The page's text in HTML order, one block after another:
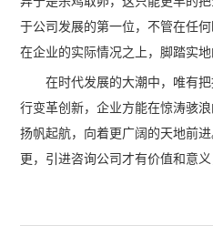
于公司发展的第一位，不管在任
在企业的实际情况之上，脚踏实地
在时代发展的大潮中，唯有把
行变革创新，企业方能在惊涛骇
扬帆起航，向着更广阔的天地前
更，引进咨询公司才有价值和意义